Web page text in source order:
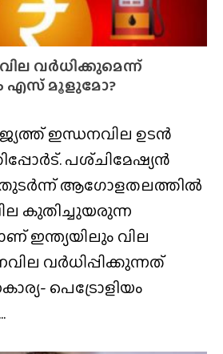
വർധിക്കുമെന്ന്
എസ് മൂളുമോ?
ഇന്ധനവില ഉടൻ
പശ്‌ചിമേഷ്യൻ
ആഗോളതലത്തിൽ
കുതിച്ചുയരുന്ന
ഇന്ത്യയിലും വില
വർധിപ്പിക്കുന്നത്
പെട്രോളിയം